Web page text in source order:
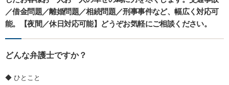
／借金問題／離婚問題／相続問題／刑事事件など、幅広く対応可
能。【夜間／休日対応可能】どうぞお気軽にご相談ください。
どんな弁護士ですか？
◆ ひとこと